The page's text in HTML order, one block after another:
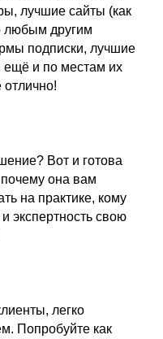
лучшие сайты (как
любым другим
подписки, лучшие
ещё и по местам их
Вот и готова
она вам
на практике, кому
экспертность свою
легко
Попробуйте как